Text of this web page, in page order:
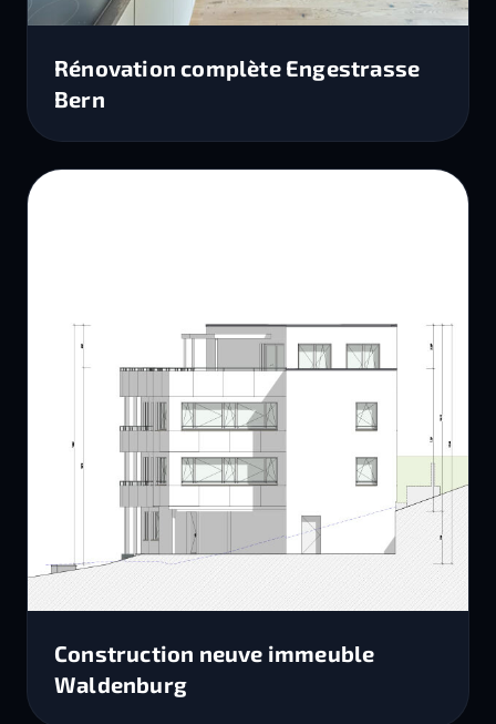
Rénovation complète Engestrasse
Bern
Construction neuve immeuble
Waldenburg